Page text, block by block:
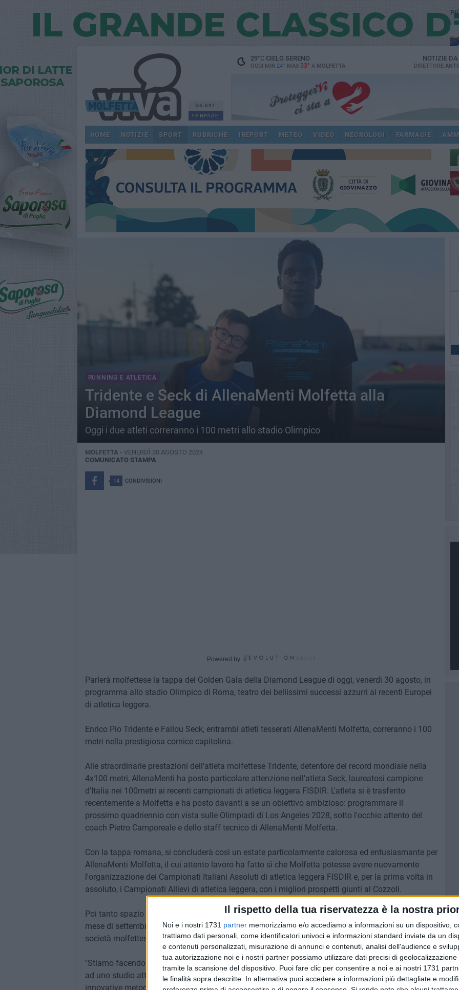
Il rispetto della tua riservatezza è la nostra
Noi e i nostri 1731 partner memorizziamo e/o accediamo a informazioni su un dispositivo,
trattiamo dati personali, come identificatori univoci e informazioni standard inviate da un
e contenuti personalizzati, misurazione di annunci e contenuti, analisi dell'audience e
tua autorizzazione noi e i nostri partner possiamo utilizzare dati precisi di
tramite la scansione del dispositivo. Puoi fare clic per consentire a noi e ai nostri 1731
le finalità sopra descritte. In alternativa puoi accedere a informazioni più dettagliate e
56.691
FANPAGE
29°CCIELO SERENO
OGGI MIN 24° MAX 33° A MOLFETTA
NOTIZIE DA
DIRETTORE
HOME NOTIZIE SPORT RUBRICHE IREPORT METEO VIDEO NECROLOGI FARMACIE
RUNNING E ATLETICA
Tridente e Seck di AllenaMenti Molfetta alla
Diamond League
Oggi i due atleti correranno i 100 metri allo stadio Olimpico
MOLFETTA - VENERDÌ 30 AGOSTO 2024
COMUNICATO STAMPA
14 CONDIVISIONI
Powered by
Parlerà molfettese la tappa del Golden Gala della Diamond League di oggi, venerdì 30 agosto, in
programma allo stadio Olimpico di Roma, teatro dei bellissimi successi azzurri ai recenti Europei
di atletica leggera.
Enrico Pio Tridente e Fallou Seck, entrambi atleti tesserati AllenaMenti Molfetta, correranno i 100
metri nella prestigiosa cornice capitolina.
Alle straordinarie prestazioni dell'atleta molfettese Tridente, detentore del record mondiale nella
4x100 metri, AllenaMenti ha posto particolare attenzione nell'atleta Seck, laureatosi campione
d'Italia nei 100metri ai recenti campionati di atletica leggera FISDIR. L'atleta si è trasferito
recentemente a Molfetta e ha posto davanti a se un obiettivo ambizioso: programmare il
prossimo quadriennio con vista sulle Olimpiadi di Los Angeles 2028, sotto l'occhio attento del
coach Pietro Camporeale e dello staff tecnico di AllenaMenti Molfetta.
Con la tappa romana, si concluderà così un estate particolarmente calorosa ed entusiasmante per
AllenaMenti Molfetta, il cui attento lavoro ha fatto sì che Molfetta potesse avere nuovamente
l'organizzazione dei Campionati Italiani Assoluti di atletica leggera FISDIR e, per la prima volta in
assoluto, i Campionati Allievi di atletica leggera, con i migliori prospetti giunti al Cozzoli.
Poi tanto spazio per la prossima stagione agonistica. A partire dagli open day che animeranno il
mese di settembre, fino alla programmazione delle tante gare che vedranno protagonista la
società molfettese.
"Stiamo facendo un bel lavoro grazie alla creazione di collaborazioni e sinergie con i club esteri e
ad uno studio attento e accurato di tutto ciò che gravita intorno al nostro mondo, anche grazie ad
innovative metodologie di allenamento e soprattutto all'attenzione verso i più giovani, sin dai più